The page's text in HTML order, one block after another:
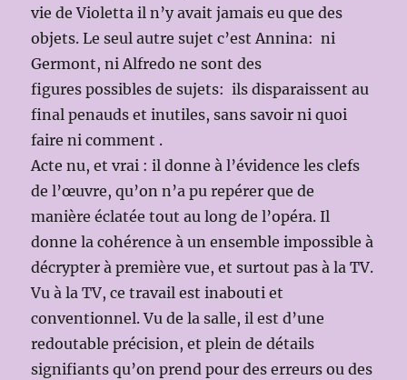
vie de Violetta il n’y avait jamais eu que des
objets. Le seul autre sujet c’est Annina: ni
Germont, ni Alfredo ne sont des
figures possibles de sujets: ils disparaissent au
final penauds et inutiles, sans savoir ni quoi
faire ni comment .
Acte nu, et vrai : il donne à l’évidence les clefs
de l’œuvre, qu’on n’a pu repérer que de
manière éclatée tout au long de l’opéra. Il
donne la cohérence à un ensemble impossible à
décrypter à première vue, et surtout pas à la TV.
Vu à la TV, ce travail est inabouti et
conventionnel. Vu de la salle, il est d’une
redoutable précision, et plein de détails
signifiants qu’on prend pour des erreurs ou des